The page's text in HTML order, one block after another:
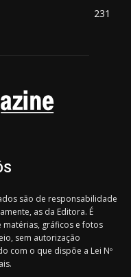
231
são de responsabilidade
as da Editora. É
gráficos e fotos
sem autorização
com o que dispõe a Lei Nº